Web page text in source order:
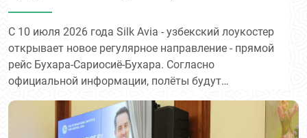
С 10 июля 2026 года Silk Avia - узбекский лоукостер
открывает новое регулярное направление - прямой
рейс Бухара-Сариосиё-Бухара. Согласно
официальной информации, полёты будут
выполняться по пятницам, что создаёт
дополнительную транспортную связку между
Сурхандарьинской областью и одним из ключевых